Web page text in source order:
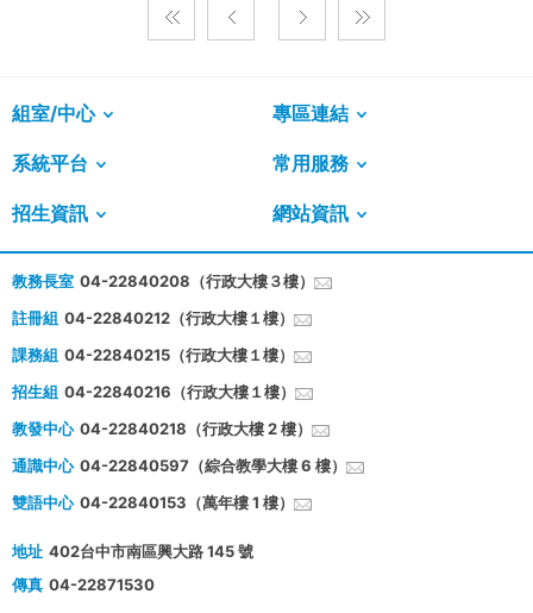
組室/中心 專區連結
系統平台 常用服務
招生資訊 網站資訊
教務長室 04-22840208（行政大樓３樓）
註冊組 04-22840212（行政大樓１樓）
課務組 04-22840215（行政大樓１樓）
招生組 04-22840216（行政大樓１樓）
教發中心 04-22840218（行政大樓 2 樓）
通識中心 04-22840597（綜合教學大樓 6 樓）
雙語中心 04-22840153（萬年樓 1 樓）
地址 402台中市南區興大路 145 號
傳真 04-22871530